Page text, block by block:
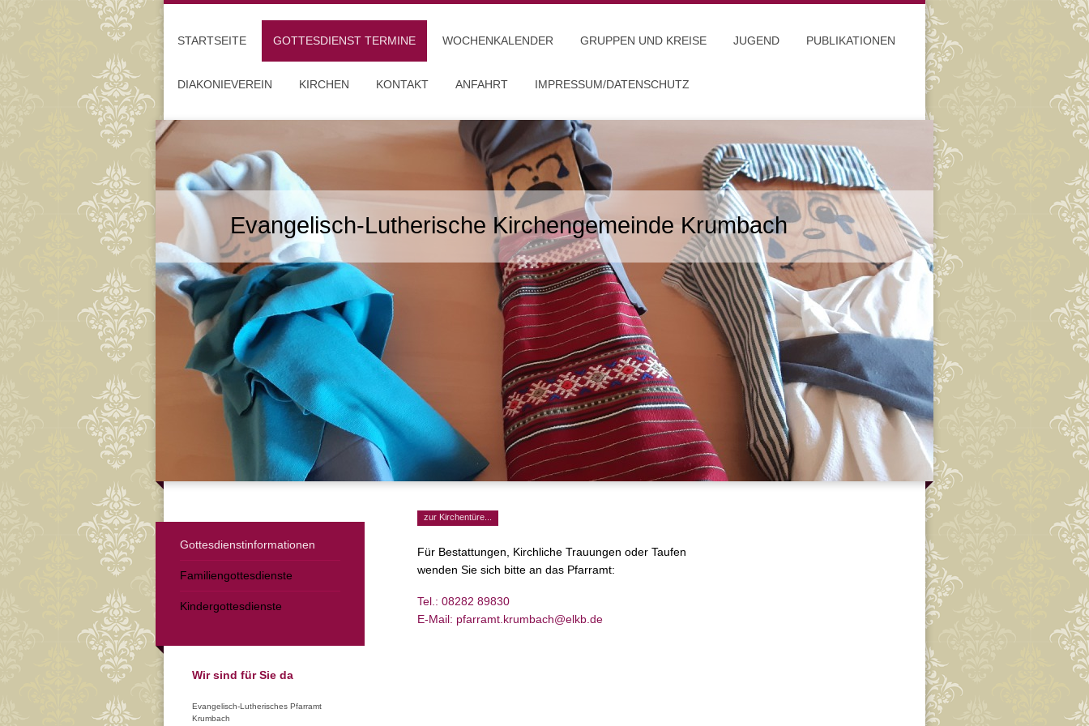
STARTSEITE GOTTESDIENST TERMINE WOCHENKALENDER GRUPPEN UND KREISE JUGEND PUBLIKATIONEN
DIAKONIEVEREIN KIRCHEN KONTAKT ANFAHRT IMPRESSUM/DATENSCHUTZ
Evangelisch-Lutherische Kirchengemeinde Krumbach
zur Kirchentüre...
Für Bestattungen, Kirchliche Trauungen oder Taufen
wenden Sie sich bitte an das Pfarramt:
Tel.: 08282 89830
E-Mail: pfarramt.krumbach@elkb.de
Gottesdienstinformationen
Familiengottesdienste
Kindergottesdienste
Wir sind für Sie da
Evangelisch-Lutherisches Pfarramt
Krumbach